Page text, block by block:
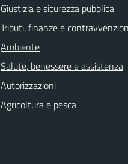
Giustizia e sicurezza pubblica
Tributi, finanze e
Ambiente
Salute, benessere e assistenza
Autorizzazioni
Agricoltura e pesca